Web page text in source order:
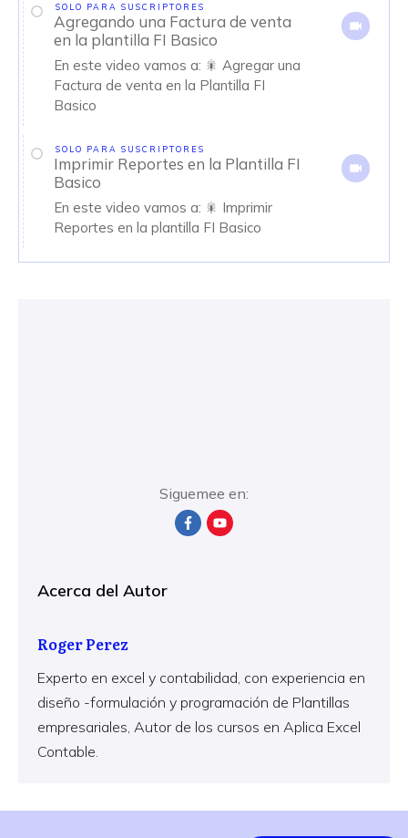
SOLO PARA SUSCRIPTORES
Agregando una Factura de venta
en la plantilla FI Basico
En este video vamos a: 🎇 Agregar una
Factura de venta en la Plantilla FI
Basico
SOLO PARA SUSCRIPTORES
Imprimir Reportes en la Plantilla FI
Basico
En este video vamos a: 🎇 Imprimir
Reportes en la plantilla FI Basico
Siguemee en:
Acerca del Autor
Roger Perez
Experto en excel y contabilidad, con experiencia en
diseño -formulación y programación de Plantillas
empresariales, Autor de los cursos en Aplica Excel
Contable.